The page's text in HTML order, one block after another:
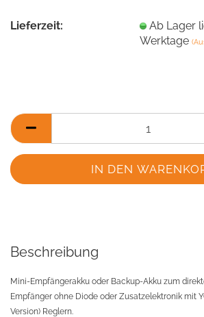
Lieferzeit:
Ab Lager
Werktage
Beschreibung
Mini-Empfängerakku oder Backup-Akku zum
Empfänger ohne Diode oder Zusatzelektronik mit
Version) Reglern.